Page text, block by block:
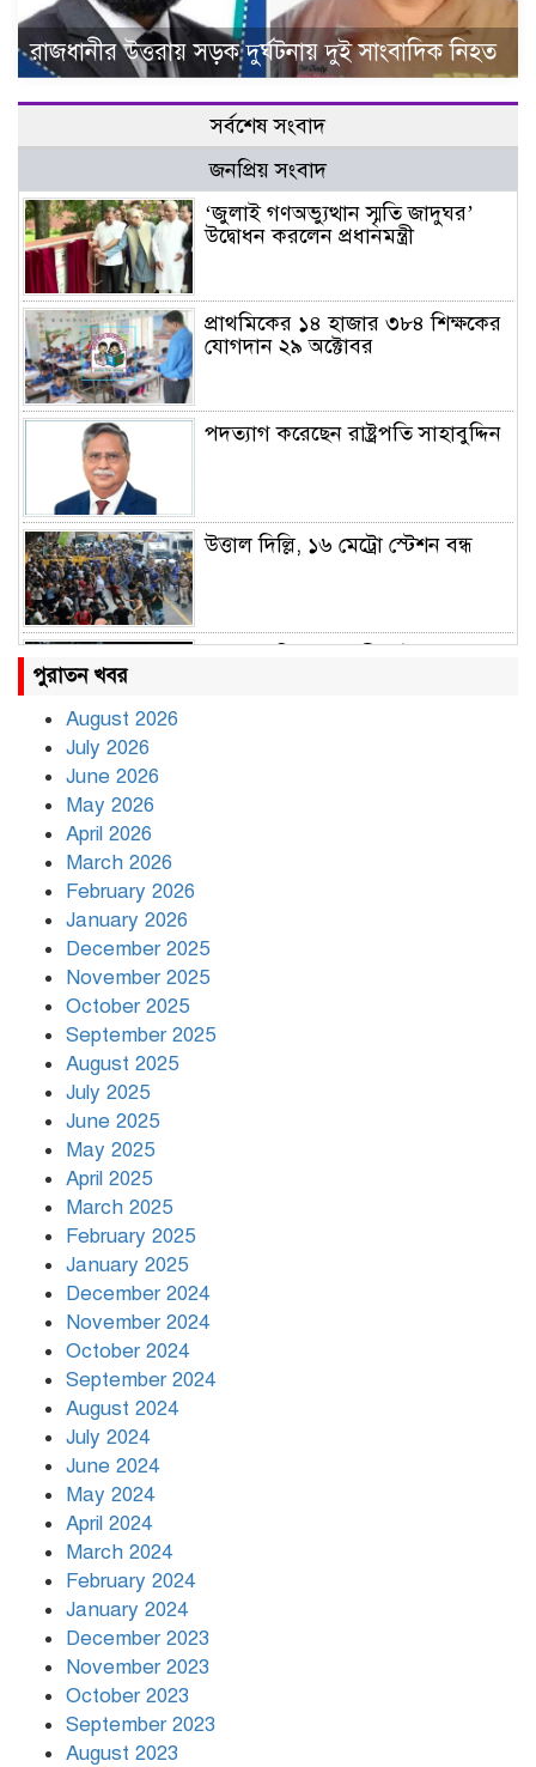
রাজধানীর উত্তরায় সড়ক দুর্ঘটনায় দুই সাংবাদিক নিহত
সর্বশেষ সংবাদ
জনপ্রিয় সংবাদ
‘জুলাই গণঅভ্যুত্থান স্মৃতি জাদুঘর’
উদ্বোধন করলেন প্রধানমন্ত্রী
প্রাথমিকের ১৪ হাজার ৩৮৪ শিক্ষকের
যোগদান ২৯ অক্টোবর
পদত্যাগ করেছেন রাষ্ট্রপতি সাহাবুদ্দিন
উত্তাল দিল্লি, ১৬ মেট্রো স্টেশন বন্ধ
বৃষ্টি থামার নাম নেই, পথে পথে
পুরাতন খবর
August 2026
July 2026
June 2026
May 2026
April 2026
March 2026
February 2026
January 2026
December 2025
November 2025
October 2025
September 2025
August 2025
July 2025
June 2025
May 2025
April 2025
March 2025
February 2025
January 2025
December 2024
November 2024
October 2024
September 2024
August 2024
July 2024
June 2024
May 2024
April 2024
March 2024
February 2024
January 2024
December 2023
November 2023
October 2023
September 2023
August 2023